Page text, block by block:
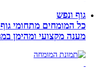
גוף ונפש
כל המומחים מתחומי גוף
מענה מקצועי ומהימן במגוון